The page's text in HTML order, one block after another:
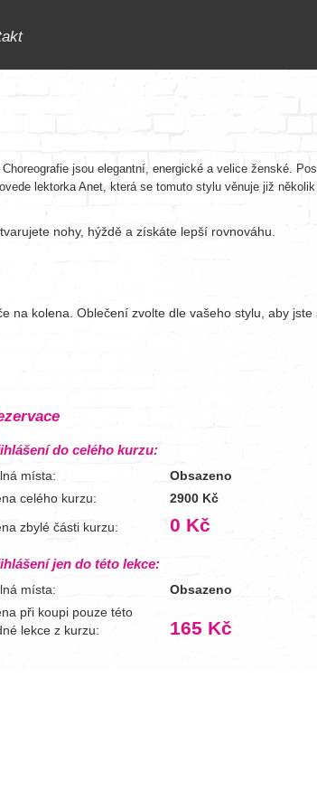
jsou elegantní, energické a velice ženské.
lektorka Anet, která se tomuto stylu věnuje již
nohy, hýždě a získáte lepší rovnováhu.
kolena. Oblečení zvolte dle vašeho stylu, aby
do celého kurzu:
místa:
Obsazeno
celého kurzu:
2900 Kč
zbylé části kurzu:
0 Kč
jen do této lekce:
místa:
Obsazeno
při koupi pouze této
lekce z kurzu:
165 Kč